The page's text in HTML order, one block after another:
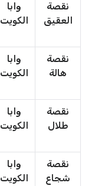
نقصة
العقيق
وابا
الكويت
نقصة
هالة
وابا
الكويت
نقصة
طلال
وابا
الكويت
نقصة
شجاع
وابا
الكويت